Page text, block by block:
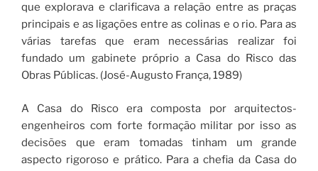
que explorava e clarificava a relação entre as praças
principais e as ligações entre as colinas e o rio. Para as
várias tarefas que eram necessárias realizar foi
fundado um gabinete próprio a Casa do Risco das
Obras Públicas. (José-Augusto França, 1989)
A Casa do Risco era composta por arquitectos-
engenheiros com forte formação militar por isso as
decisões que eram tomadas tinham um grande
aspecto rigoroso e prático. Para a chefia da Casa do